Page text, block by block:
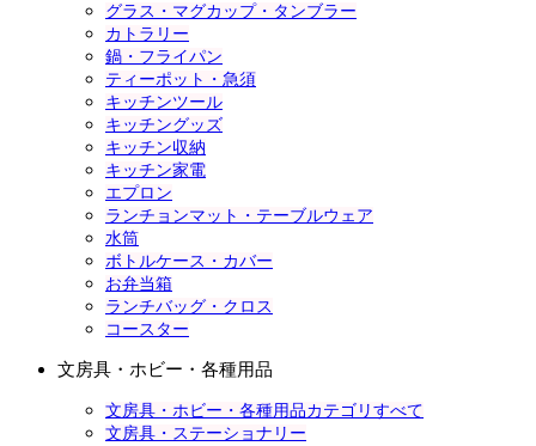
グラス・マグカップ・タンブラー
カトラリー
鍋・フライパン
ティーポット・急須
キッチンツール
キッチングッズ
キッチン収納
キッチン家電
エプロン
ランチョンマット・テーブルウェア
水筒
ボトルケース・カバー
お弁当箱
ランチバッグ・クロス
コースター
文房具・ホビー・各種用品
文房具・ホビー・各種用品カテゴリすべて
文房具・ステーショナリー